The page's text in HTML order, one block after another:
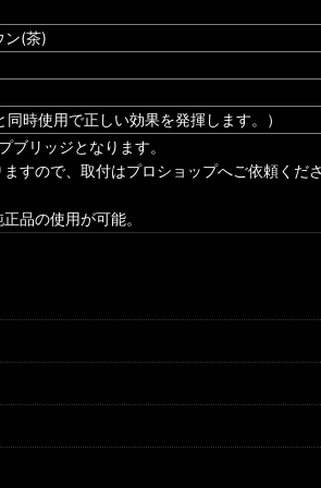
ン(茶)
時使用で正しい効果を発揮します。）
ブリッジとなります。
すので、取付はプロショップへご依頼くだ
品の使用が可能。